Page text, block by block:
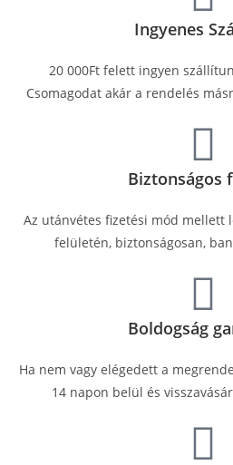
Ingyenes
20 000Ft felett ingyen
Csomagodat akár a rendelés
Biztonságos
Az utánvétes fizetési mód mellett
felületén, biztonságosan,
Boldogság
Ha nem vagy elégedett a
14 napon belül és